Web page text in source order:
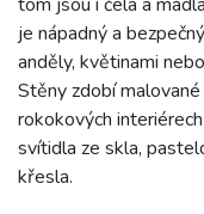
je nápadný a
anděly, květinami
Stěny zdobí
rokokových
svítidla ze skla,
křesla.